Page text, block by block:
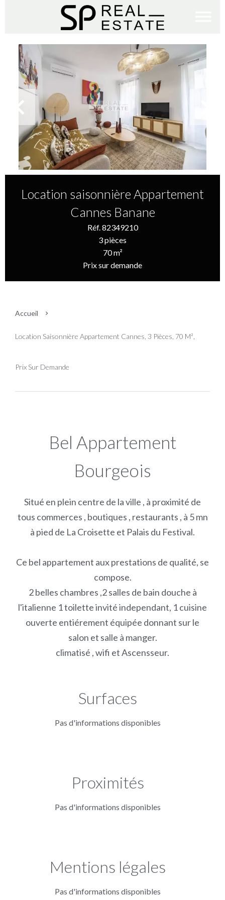
Location saisonnière Appartement
Cannes Banane
Réf. 82349210
3 pièces
70 m²
Prix sur demande
Accueil
Location Saisonnière Appartement Cannes, 3 Pièces, 70 M²,
Prix Sur Demande
Bel Appartement
Bourgeois
Situé en plein centre de la ville , à proximité de
tous commerces , boutiques , restaurants , à 5 mn
à pied de La Croisette et Palais du Festival.
Ce bel appartement aux prestations de qualité, se
compose.
2 belles chambres ,2 salles de bain douche à
l'italienne 1 toilette invité independant, 1 cuisine
ouverte entiérement équipée donnant sur le
salon et salle à manger.
climatisé , wifi et Ascensseur.
Surfaces
Pas d'informations disponibles
Proximités
Pas d'informations disponibles
Mentions légales
Pas d'informations disponibles